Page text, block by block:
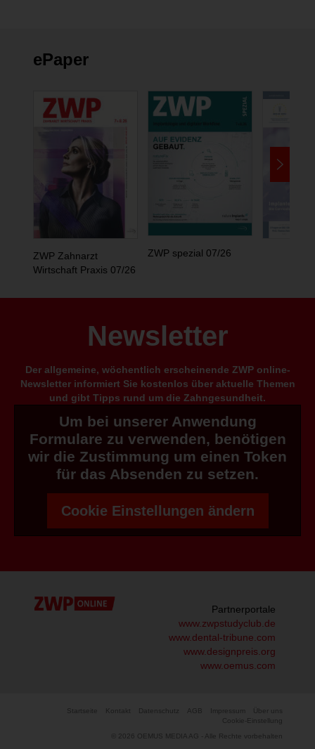
ePaper
ZWP Zahnarzt
Wirtschaft Praxis 07/26
ZWP spezial 07/26
Newsletter
Der allgemeine, wöchentlich erscheinende ZWP online-
Newsletter informiert Sie kostenlos über aktuelle Themen
und gibt Tipps rund um die Zahngesundheit.
Um bei unserer Anwendung
Formulare zu verwenden, benötigen
wir die Zustimmung um einen Token
für das Absenden zu setzen.
Cookie Einstellungen ändern
Partnerportale
www.zwpstudyclub.de
www.dental-tribune.com
www.designpreis.org
www.oemus.com
Startseite Kontakt Datenschutz AGB Impressum
Über uns
Cookie-Einstellung
© 2026 OEMUS MEDIA AG - Alle Rechte vorbehalten